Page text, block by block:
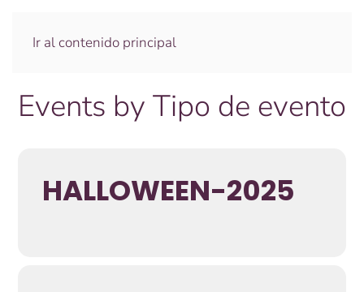
Ir al contenido principal
Events by Tipo de evento
HALLOWEEN-2025